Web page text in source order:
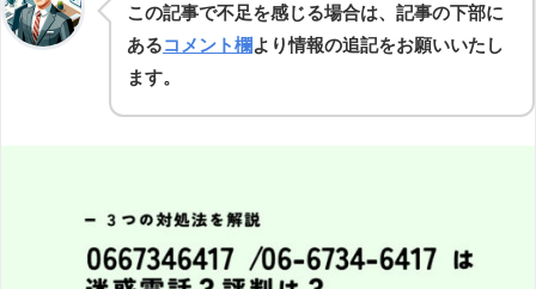
この記事で不足を感じる場合は、記事の下部に
あるコメント欄より情報の追記をお願いいたし
ます。